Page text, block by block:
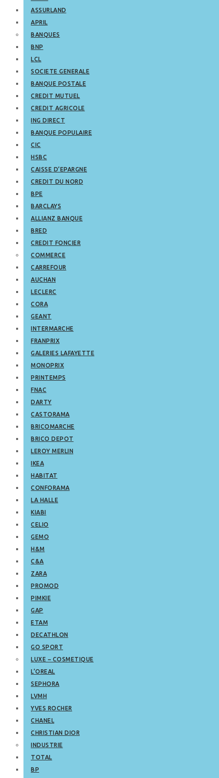
ASSURLAND
APRIL
BANQUES
BNP
LCL
SOCIETE GENERALE
BANQUE POSTALE
CREDIT MUTUEL
CREDIT AGRICOLE
ING DIRECT
BANQUE POPULAIRE
CIC
HSBC
CAISSE D’EPARGNE
CREDIT DU NORD
BPE
BARCLAYS
ALLIANZ BANQUE
BRED
CREDIT FONCIER
COMMERCE
CARREFOUR
AUCHAN
LECLERC
CORA
GEANT
INTERMARCHE
FRANPRIX
GALERIES LAFAYETTE
MONOPRIX
PRINTEMPS
FNAC
DARTY
CASTORAMA
BRICOMARCHE
BRICO DEPOT
LEROY MERLIN
IKEA
HABITAT
CONFORAMA
LA HALLE
KIABI
CELIO
GEMO
H&M
C&A
ZARA
PROMOD
PIMKIE
GAP
ETAM
DECATHLON
GO SPORT
LUXE – COSMETIQUE
L’OREAL
SEPHORA
LVMH
YVES ROCHER
CHANEL
CHRISTIAN DIOR
INDUSTRIE
TOTAL
BP